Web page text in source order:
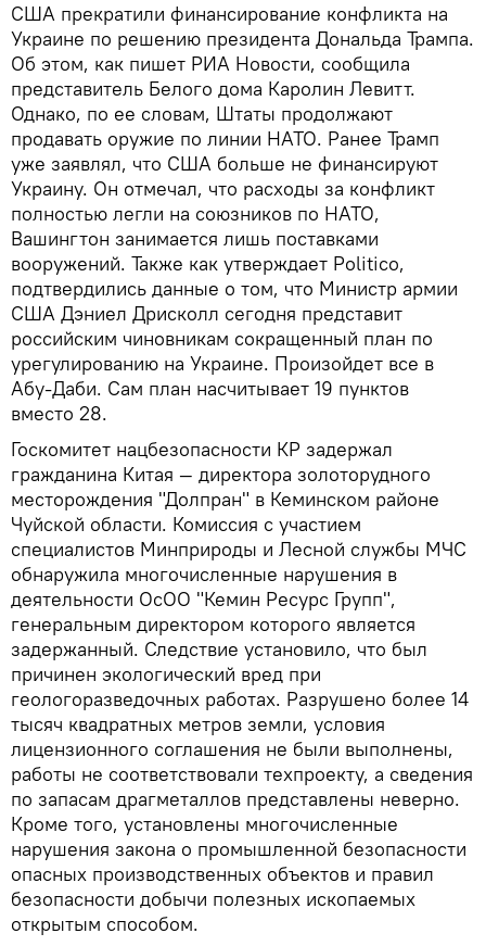
США прекратили финансирование конфликта на
Украине по решению президента Дональда Трампа.
Об этом, как пишет РИА Новости, сообщила
представитель Белого дома Каролин Левитт.
Однако, по ее словам, Штаты продолжают
продавать оружие по линии НАТО. Ранее Трамп
уже заявлял, что США больше не финансируют
Украину. Он отмечал, что расходы за конфликт
полностью легли на союзников по НАТО,
Вашингтон занимается лишь поставками
вооружений. Также как утверждает Politico,
подтвердились данные о том, что Министр армии
США Дэниел Дрисколл сегодня представит
российским чиновникам сокращенный план по
урегулированию на Украине. Произойдет все в
Абу-Даби. Сам план насчитывает 19 пунктов
вместо 28.
Госкомитет нацбезопасности КР задержал
гражданина Китая — директора золоторудного
месторождения "Долпран" в Кеминском районе
Чуйской области. Комиссия с участием
специалистов Минприроды и Лесной службы МЧС
обнаружила многочисленные нарушения в
деятельности ОсОО "Кемин Ресурс Групп",
генеральным директором которого является
задержанный. Следствие установило, что был
причинен экологический вред при
геологоразведочных работах. Разрушено более 14
тысяч квадратных метров земли, условия
лицензионного соглашения не были выполнены,
работы не соответствовали техпроекту, а сведения
по запасам драгметаллов представлены неверно.
Кроме того, установлены многочисленные
нарушения закона о промышленной безопасности
опасных производственных объектов и правил
безопасности добычи полезных ископаемых
открытым способом.